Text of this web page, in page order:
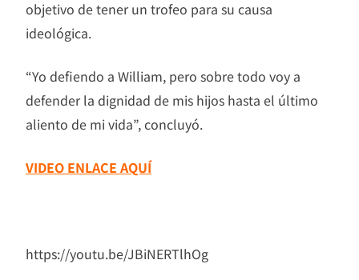
objetivo de tener un trofeo para su causa
ideológica.
“Yo defiendo a William, pero sobre todo voy a
defender la dignidad de mis hijos hasta el último
aliento de mi vida”, concluyó.
VIDEO ENLACE AQUÍ
https://youtu.be/JBiNERTlhOg